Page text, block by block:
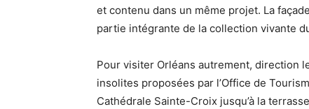
et contenu dans un même projet. La
partie intégrante de la collection vivante
Pour visiter Orléans autrement, direction
insolites proposées par l’Office de
Cathédrale Sainte-Croix jusqu’à la